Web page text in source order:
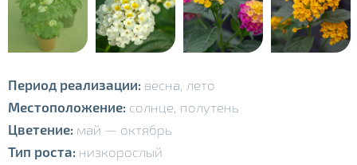
Период реализации: весна, лето
Местоположение: солнце, полутень
Цветение: май — октябрь
Тип роста: низкорослый